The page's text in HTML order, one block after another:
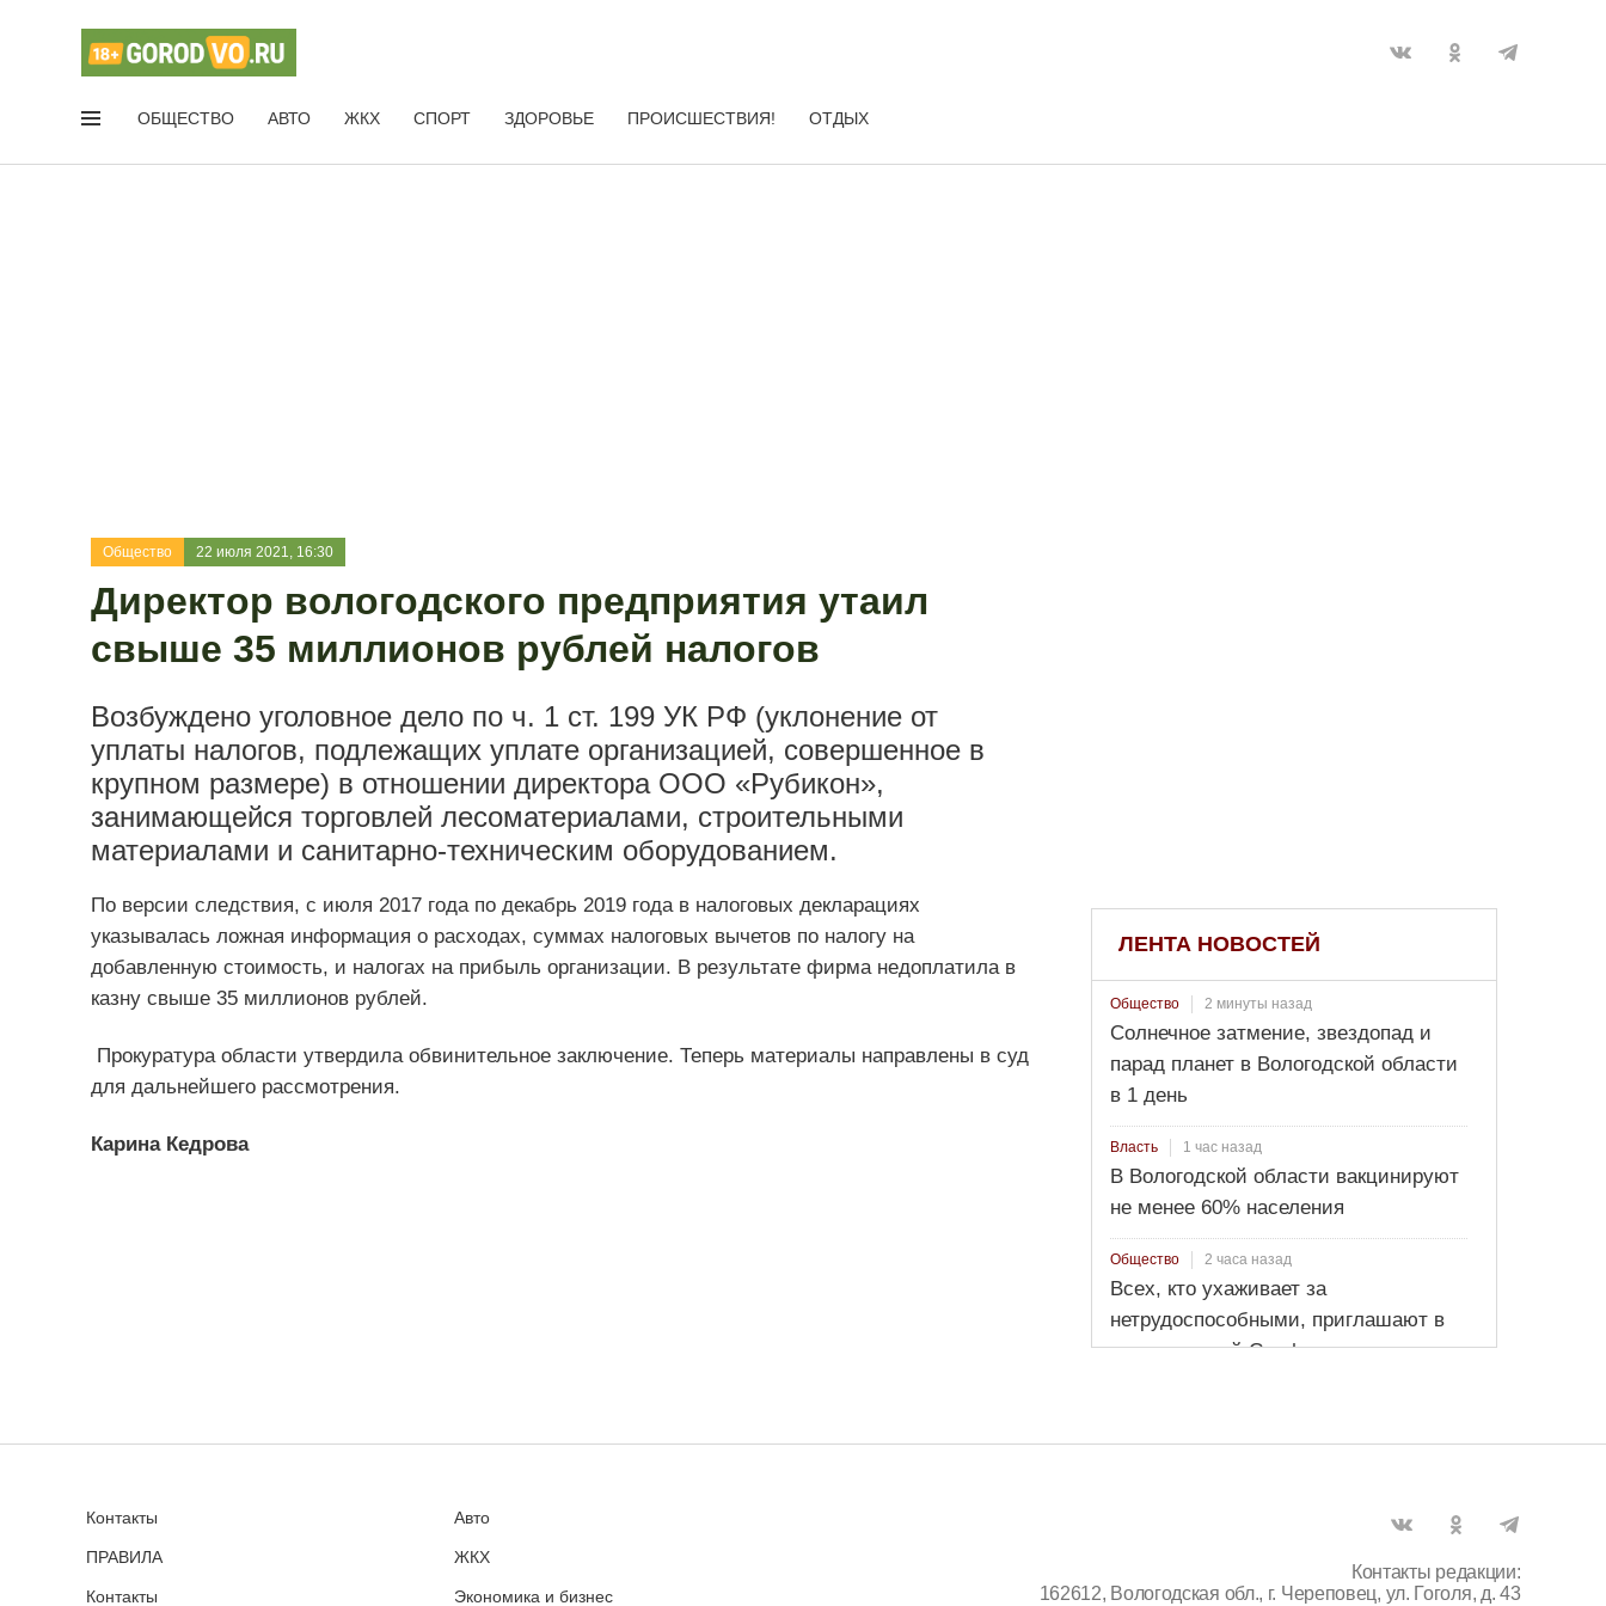
ОБЩЕСТВО АВТО ЖКХ СПОРТ ЗДОРОВЬЕ ПРОИСШЕСТВИЯ! ОТДЫХ
Общество 22 июля 2021, 16:30
Директор вологодского предприятия утаил
свыше 35 миллионов рублей налогов
Возбуждено уголовное дело по ч. 1 ст. 199 УК РФ (уклонение от
уплаты налогов, подлежащих уплате организацией, совершенное в
крупном размере) в отношении директора ООО «Рубикон»,
занимающейся торговлей лесоматериалами, строительными
материалами и санитарно-техническим оборудованием.
По версии следствия, с июля 2017 года по декабрь 2019 года в налоговых декларациях
указывалась ложная информация о расходах, суммах налоговых вычетов по налогу на
добавленную стоимость, и налогах на прибыль организации. В результате фирма недоплатила в
казну свыше 35 миллионов рублей.
Прокуратура области утвердила обвинительное заключение. Теперь материалы направлены в суд
для дальнейшего рассмотрения.
Карина Кедрова
ЛЕНТА НОВОСТЕЙ
Общество 2 минуты назад
Солнечное затмение, звездопад и
парад планет в Вологодской области
в 1 день
Власть 1 час назад
В Вологодской области вакцинируют
не менее 60% населения
Общество 2 часа назад
Всех, кто ухаживает за
нетрудоспособными, приглашают в
региональный Соцфонд
Контакты
ПРАВИЛА
Контакты
Авто
ЖКХ
Экономика и бизнес
Контакты редакции:
162612, Вологодская обл., г. Череповец, ул. Гоголя, д. 43